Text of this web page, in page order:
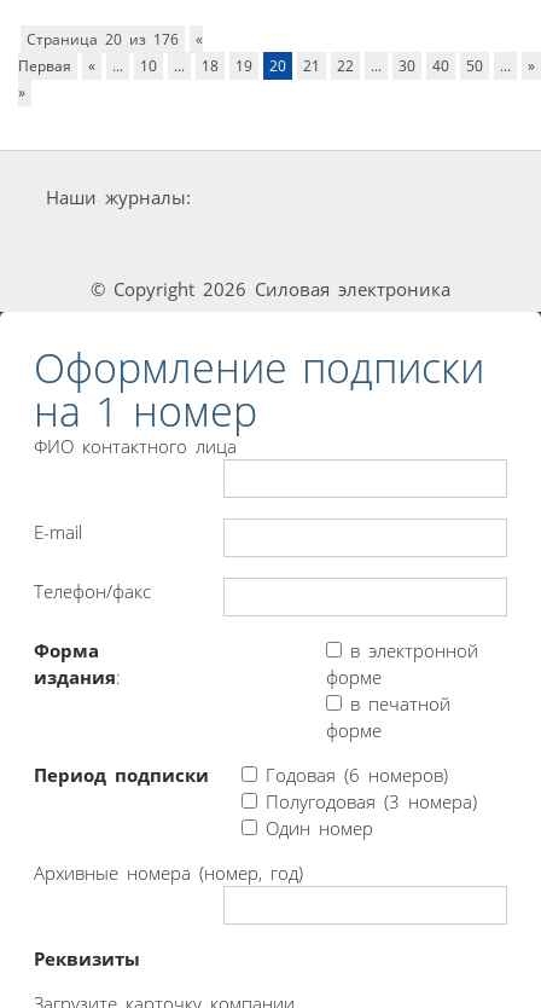
Страница 20 из 176
«
Первая
« ... 10 ... 18 19 20 21 22 ... 30 40 50 ...
»
»
Наши журналы:
© Copyright 2026 Силовая электроника
Оформление подписки
на 1 номер
ФИО контактного лица
E-mail
Телефон/факс
Форма
издания:
в электронной
форме
в печатной
форме
Период подписки
Годовая (6 номеров)
Полугодовая (3 номера)
Один номер
Архивные номера (номер, год)
Реквизиты
Загрузите карточку компании